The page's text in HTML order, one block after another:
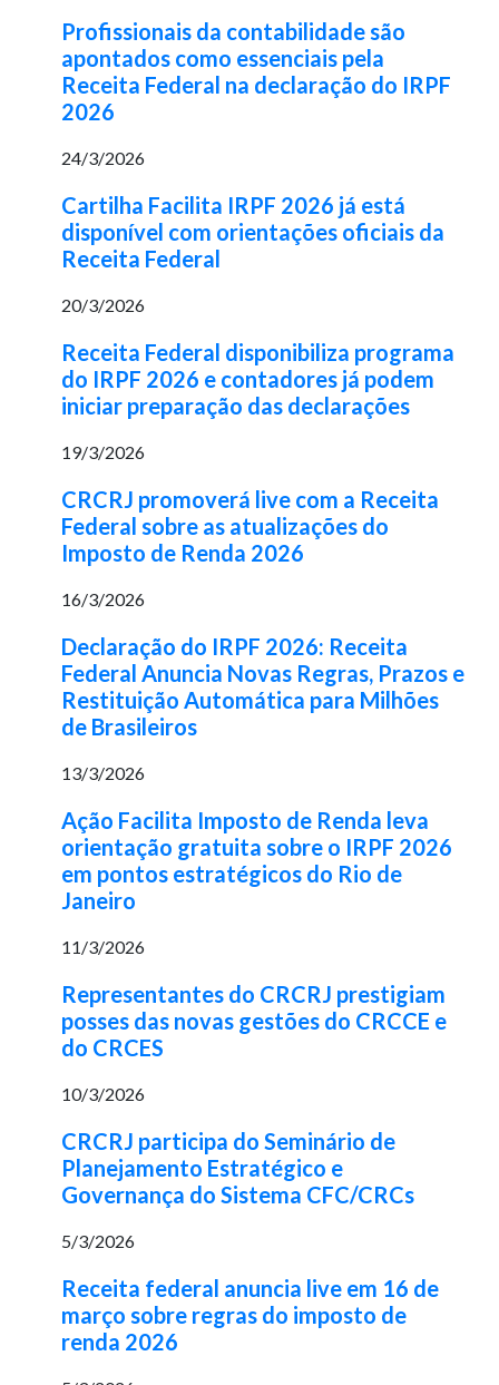
Profissionais da contabilidade são
apontados como essenciais pela
Receita Federal na declaração do IRPF
2026
24/3/2026
Cartilha Facilita IRPF 2026 já está
disponível com orientações oficiais da
Receita Federal
20/3/2026
Receita Federal disponibiliza programa
do IRPF 2026 e contadores já podem
iniciar preparação das declarações
19/3/2026
CRCRJ promoverá live com a Receita
Federal sobre as atualizações do
Imposto de Renda 2026
16/3/2026
Declaração do IRPF 2026: Receita
Federal Anuncia Novas Regras, Prazos e
Restituição Automática para Milhões
de Brasileiros
13/3/2026
Ação Facilita Imposto de Renda leva
orientação gratuita sobre o IRPF 2026
em pontos estratégicos do Rio de
Janeiro
11/3/2026
Representantes do CRCRJ prestigiam
posses das novas gestões do CRCCE e
do CRCES
10/3/2026
CRCRJ participa do Seminário de
Planejamento Estratégico e
Governança do Sistema CFC/CRCs
5/3/2026
Receita federal anuncia live em 16 de
março sobre regras do imposto de
renda 2026